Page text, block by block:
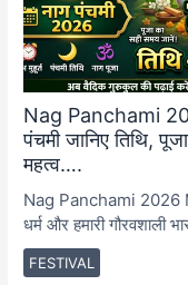
Nag Panchami
पंचमी जानिए तिथि,
महत्व….
FESTIVAL
Nag Panchami 2026
धर्म और हमारी गौरवशाली